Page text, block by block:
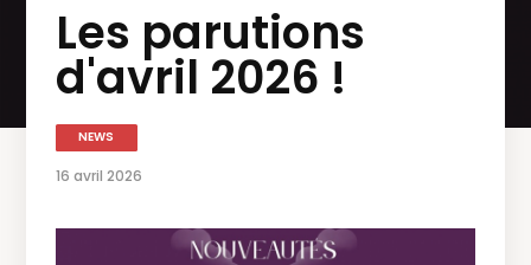
Les parutions
d'avril 2026 !
NEWS
16 avril 2026